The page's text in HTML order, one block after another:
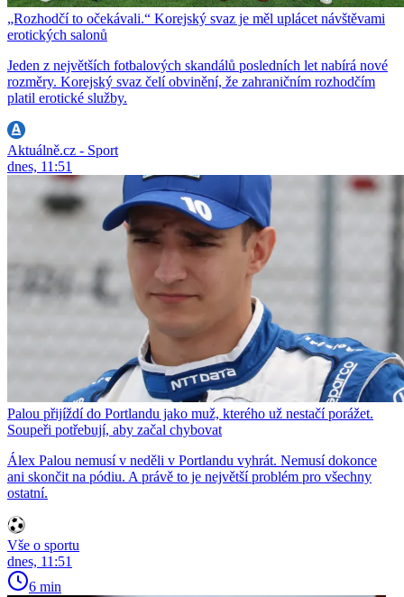
„Rozhodčí to očekávali.“ Korejský svaz je měl uplácet návštěvami
erotických salonů
Jeden z největších fotbalových skandálů posledních let nabírá nové
rozměry. Korejský svaz čelí obvinění, že zahraničním rozhodčím
platil erotické služby.
Aktuálně.cz - Sport
dnes, 11:51
Palou přijíždí do Portlandu jako muž, kterého už nestačí porážet.
Soupeři potřebují, aby začal chybovat
Álex Palou nemusí v neděli v Portlandu vyhrát. Nemusí dokonce
ani skončit na pódiu. A právě to je největší problém pro všechny
ostatní.
Vše o sportu
dnes, 11:51
6 min